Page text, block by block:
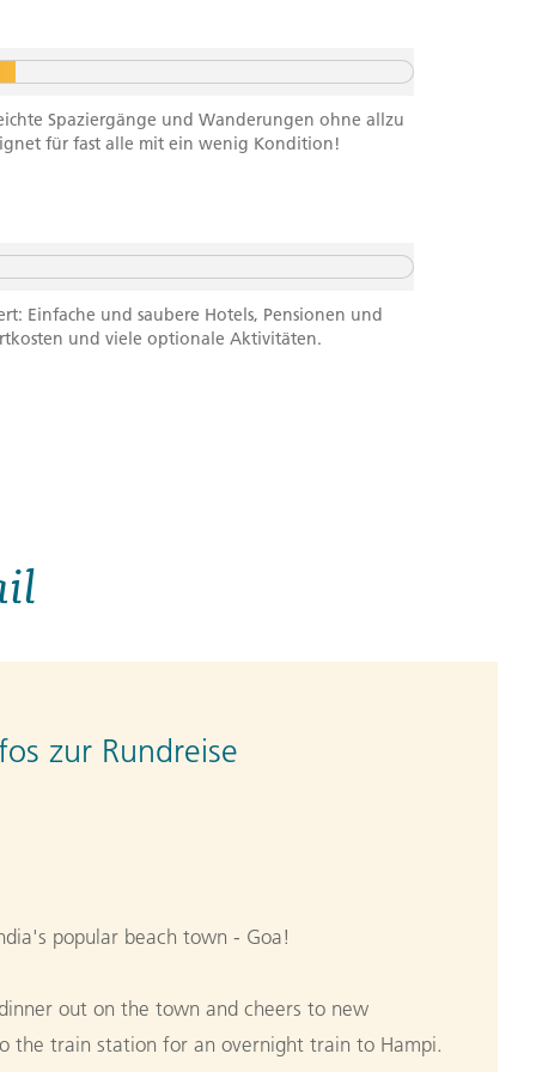
Spaziergänge und Wanderungen ohne allzu
für fast alle mit ein wenig Kondition!
Einfache und saubere Hotels, Pensionen und
und viele optionale Aktivitäten.
zur Rundreise
popular beach town - Goa!
out on the town and cheers to new
the train station for an overnight train to Hampi.